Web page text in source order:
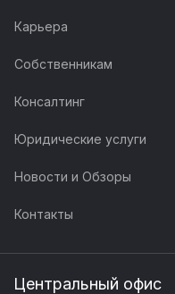
Карьера
Собственникам
Консалтинг
Юридические услуги
Новости и Обзоры
Контакты
Центральный офис